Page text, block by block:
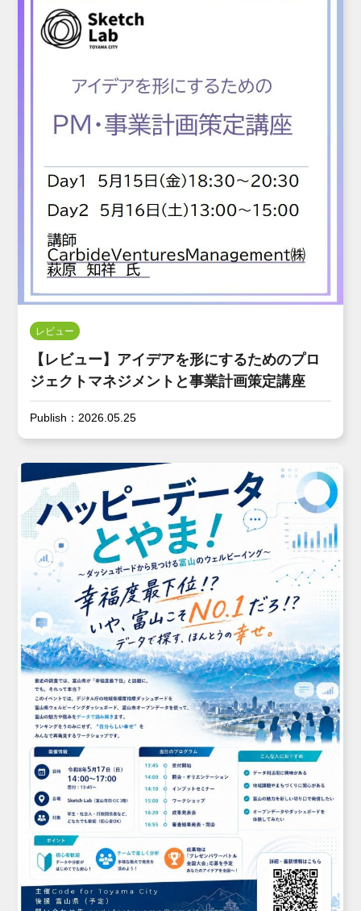
レビュー
【レビュー】アイデアを形にするためのプロ
ジェクトマネジメントと事業計画策定講座
Publish：2026.05.25